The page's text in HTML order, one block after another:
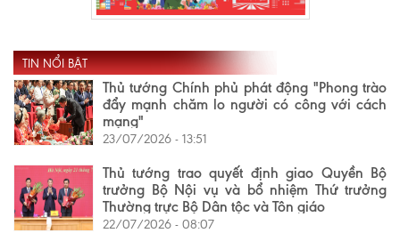
TIN NỔI BẬT
Thủ tướng Chính phủ phát động "Phong trào
đẩy mạnh chăm lo người có công với cách
mạng"
23/07/2026 - 13:51
Thủ tướng trao quyết định giao Quyền Bộ
trưởng Bộ Nội vụ và bổ nhiệm Thứ trưởng
Thường trực Bộ Dân tộc và Tôn giáo
22/07/2026 - 08:07